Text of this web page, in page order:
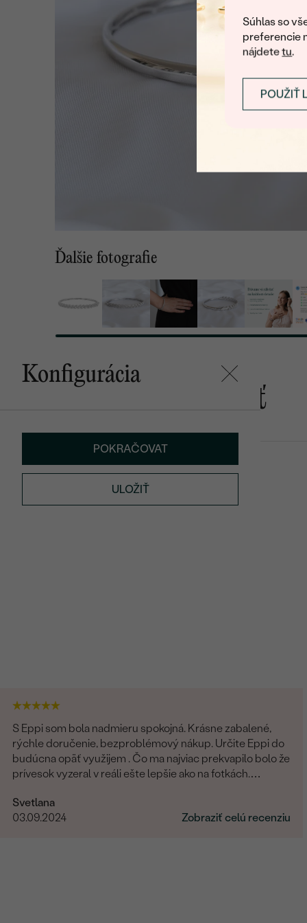
Súhlas so
preferencie
nájdetetu.
POUŽIŤ
Ďalšie fotografie
Konfigurácia
POKRAČOVAT
ULOŽIŤ
Mohlo by sa vám páčiť
€ 419
S Eppi som bola nadmieru spokojná. Krásne zabalené,
rýchle doručenie, bezproblémový nákup. Určite Eppi do
budúcna opäť využijem . Čo ma najviac prekvapilo bolo že
prívesok vyzeral v reáli ešte lepšie ako na fotkách.
týchto príveskom. V realite je to prepracovanie oveľa
viditelnejšie a krajšie ako na fotkách.
Svetlana
03.09.2024
Zobraziť celú recenziu